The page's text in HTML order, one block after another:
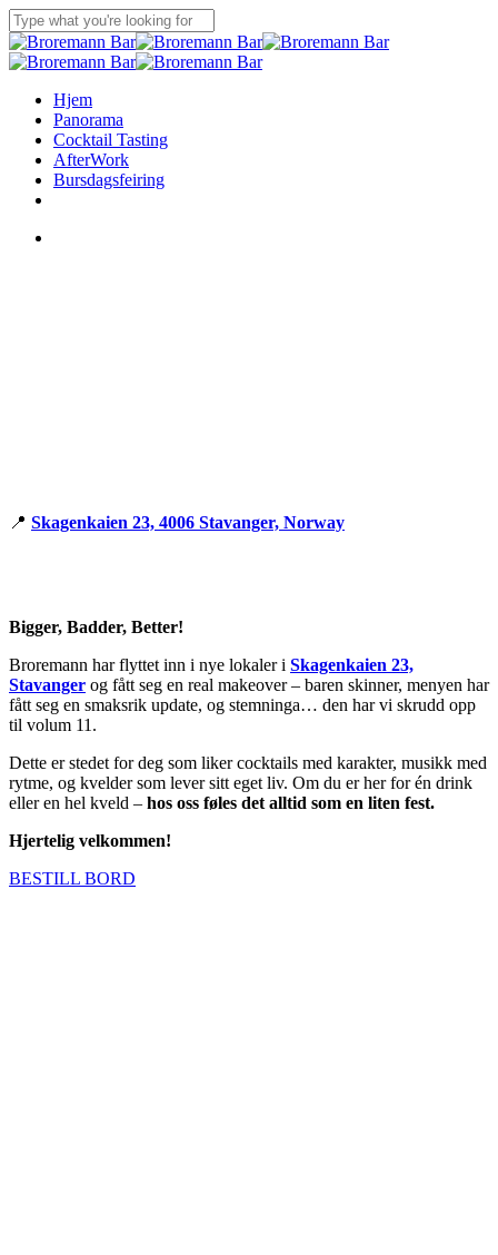
Skip
to
main
Close
Search
Menu
Hjem
Panorama
Cocktail Tasting
AfterWork
Bursdagsfeiring
📍 Skagenkaien 23, 4006 Stavanger, Norway
Bigger, Badder, Better!
Broremann har flyttet inn i nye lokaler i Skagenkaien 23,
Stavanger og fått seg en real makeover – baren skinner, menyen har
fått seg en smaksrik update, og stemninga… den har vi skrudd opp
til volum 11.
Dette er stedet for deg som liker cocktails med karakter, musikk med
rytme, og kvelder som lever sitt eget liv. Om du er her for én drink
eller en hel kveld – hos oss føles det alltid som en liten fest.
Hjertelig velkommen!
BESTILL BORD